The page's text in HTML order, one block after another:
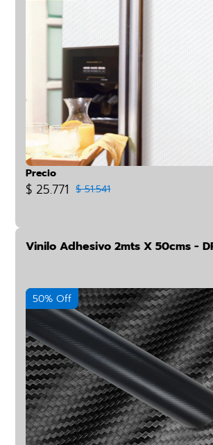
Precio
$ 25.771 $ 51.541
Vinilo Adhesivo 2mts X 50cms -
50% Off